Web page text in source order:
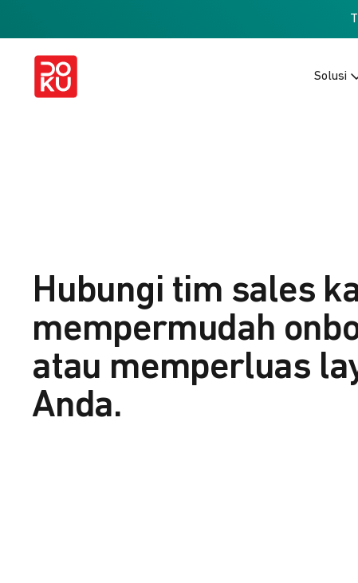
Solusi
Hubungi tim sales
mempermudah
atau memperluas
Anda.